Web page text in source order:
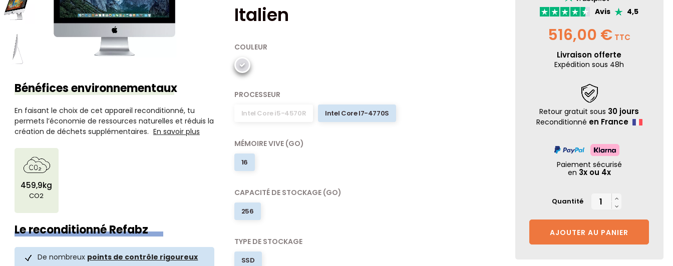
Avis 4,5
516,00 € TTC
Livraison offerte
Expédition sous 48h
Retour gratuit sous 30 jours
Reconditionné en France
Paiement sécurisé
en 3x ou 4x
AJOUTER AU PANIER
Quantité


Italien
COULEUR
PROCESSEUR
Intel Core i5-4570R Intel Core I7-4770S
MÉMOIRE VIVE (GO)
16
CAPACITÉ DE STOCKAGE (GO)
256
TYPE DE STOCKAGE
SSD
Bénéfices environnementaux
En faisant le choix de cet appareil reconditionné, tu
permets l’économie de ressources naturelles et réduis la
création de déchets supplémentaires. En savoir plus
459,9kg
CO2
Le reconditionné Refabz
De nombreux points de contrôle rigoureux